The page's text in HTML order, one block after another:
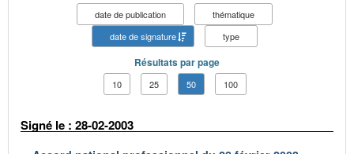
date de publication
thématique
date de signature
type
Résultats par page
10 25 50 100
Signé le : 28-02-2003